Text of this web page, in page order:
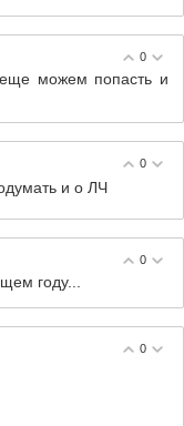
0
можем попасть и
0
и о ЛЧ
0
году...
0